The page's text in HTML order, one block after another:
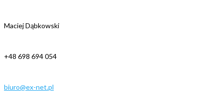
Maciej Dąbkowski
+48 698 694 054
biuro@ex-net.pl